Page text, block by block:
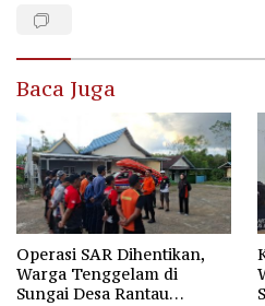
Baca Juga
Operasi SAR Dihentikan,
Warga Tenggelam di
Sungai Desa Rantau